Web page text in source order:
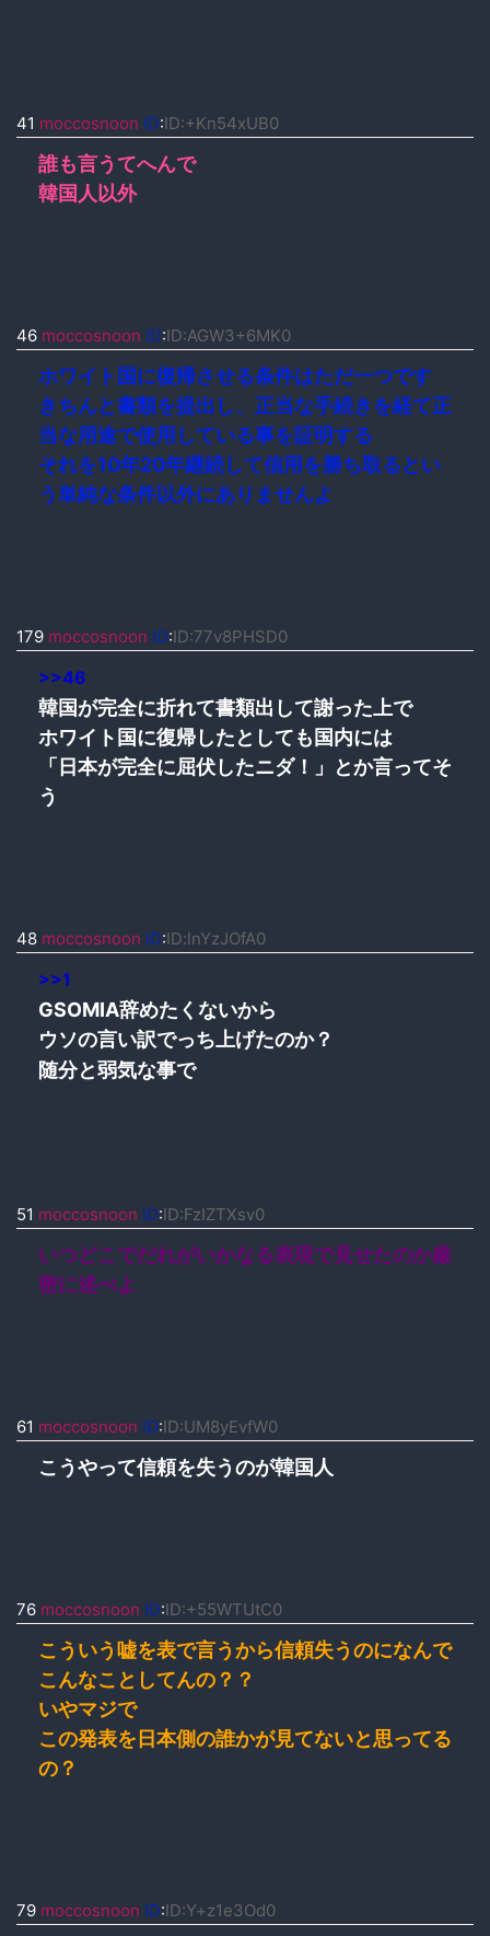
41 moccosnoon ID:ID:+Kn54xUB0
誰も言うてへんで
韓国人以外
46 moccosnoon ID:ID:AGW3+6MK0
ホワイト国に復帰させる条件はただ一つです
きちんと書類を提出し、正当な手続きを経て正
当な用途で使用している事を証明する
それを10年20年継続して信用を勝ち取るとい
う単純な条件以外にありませんよ
179 moccosnoon ID:ID:77v8PHSD0
>>46
韓国が完全に折れて書類出して謝った上で
ホワイト国に復帰したとしても国内には
「日本が完全に屈伏したニダ！」とか言ってそ
う
48 moccosnoon ID:ID:lnYzJOfA0
>>1
GSOMIA辞めたくないから
ウソの言い訳でっち上げたのか？
随分と弱気な事で
51 moccosnoon ID:ID:FzIZTXsv0
いつどこでだれがいかなる表現で見せたのか厳
密に述べよ
61 moccosnoon ID:ID:UM8yEvfW0
こうやって信頼を失うのが韓国人
76 moccosnoon ID:ID:+55WTUtC0
こういう嘘を表で言うから信頼失うのになんで
こんなことしてんの？？
いやマジで
この発表を日本側の誰かが見てないと思ってる
の？
79 moccosnoon ID:ID:Y+z1e3Od0